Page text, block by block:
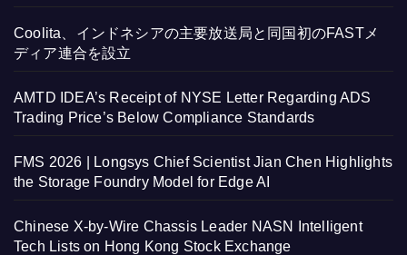
Coolita、インドネシアの主要放送局と同国初のFASTメ
ディア連合を設立
AMTD IDEA’s Receipt of NYSE Letter Regarding ADS
Trading Price’s Below Compliance Standards
FMS 2026 | Longsys Chief Scientist Jian Chen Highlights
the Storage Foundry Model for Edge AI
Chinese X-by-Wire Chassis Leader NASN Intelligent
Tech Lists on Hong Kong Stock Exchange